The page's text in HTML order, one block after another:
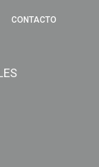
CONTACTO